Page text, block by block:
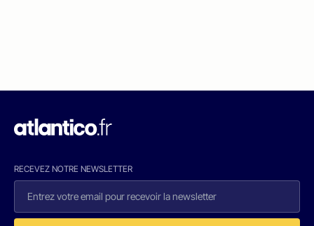
RECEVEZ NOTRE NEWSLETTER